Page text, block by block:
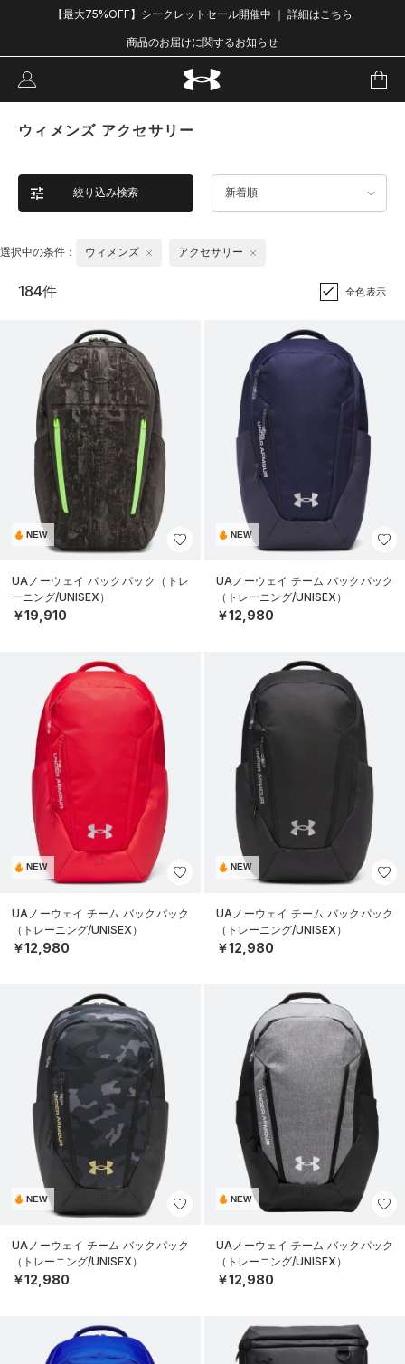
【最大75%OFF】シークレットセール開催中 ｜ 詳細はこちら
商品のお届けに関するお知らせ
ウィメンズ アクセサリー
絞り込み検索 新着順
選択中の条件： ウィメンズ アクセサリー
184件 全色表示
NEW
UAノーウェイ バックパック（トレ
ーニング/UNISEX）
￥19,910
NEW
UAノーウェイ チーム バックパック
（トレーニング/UNISEX）
￥12,980
NEW
UAノーウェイ チーム バックパック
（トレーニング/UNISEX）
￥12,980
NEW
UAノーウェイ チーム バックパック
（トレーニング/UNISEX）
￥12,980
NEW
UAノーウェイ チーム バックパック
（トレーニング/UNISEX）
￥12,980
NEW
UAノーウェイ チーム バックパック
（トレーニング/UNISEX）
￥12,980